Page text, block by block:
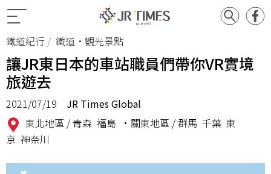
鐵道紀行 鐵道•觀光景點
讓JR東日本的車站職員們帶你VR實境
旅遊去
2021/07/19
JR Times Global
東北地區 /青森 福島 •關東地區 / 群馬 千葉 東
京 神奈川